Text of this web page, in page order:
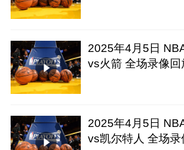
2025年4月5日
vs火箭 全场录像回
2025年4月5日
vs凯尔特人 全场录